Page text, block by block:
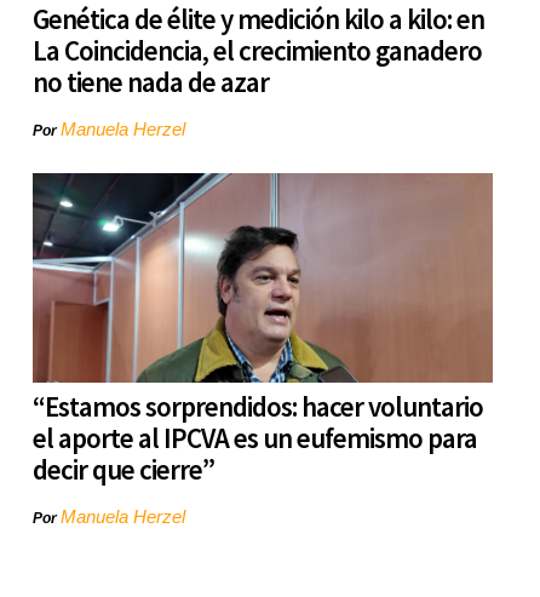
Genética de élite y medición kilo a kilo: en
La Coincidencia, el crecimiento ganadero
no tiene nada de azar
PorManuela Herzel
“Estamos sorprendidos: hacer voluntario
el aporte al IPCVA es un eufemismo para
decir que cierre”
PorManuela Herzel